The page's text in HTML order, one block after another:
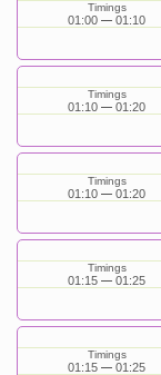
Timings
01:00 01:10
Timings
01:10 01:20
Timings
01:10 01:20
Timings
01:15 01:25
Timings
01:15 01:25